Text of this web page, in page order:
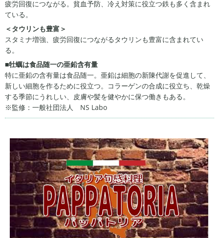
疲労回復につながる。貧血予防、冷え対策に役立つ鉄も多く含まれ
ている。
＜タウリンも豊富＞
スタミナ増強、疲労回復につながるタウリンも豊富に含まれてい
る。
■牡蠣は食品随一の亜鉛含有量
特に亜鉛の含有量は食品随一。亜鉛は細胞の新陳代謝を促進して、
新しい細胞を作るために役立つ。コラーゲンの合成に役立ち、乾燥
する季節にうれしい、皮膚や髪を健やかに保つ働きもある。
※監修：一般社団法人 NS Labo